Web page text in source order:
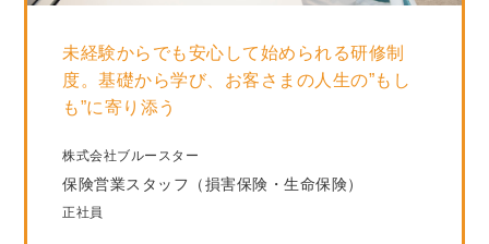
未経験からでも安心して始められる研修制
度。基礎から学び、お客さまの人生の”もし
も”に寄り添う
株式会社ブルースター
保険営業スタッフ（損害保険・生命保険）
正社員